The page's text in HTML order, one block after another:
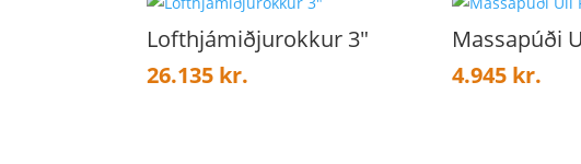
Lofthjámiðjurokkur 3″
26.135 kr.
Massapúði
4.945 kr.